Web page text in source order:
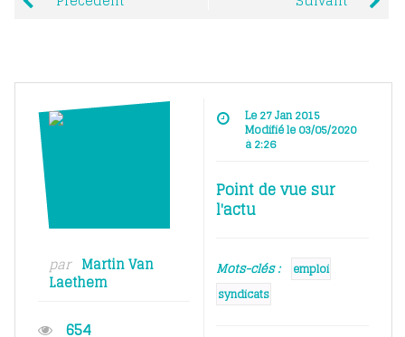
par Martin Van
Laethem
654
Le 27 Jan 2015
Modifié le 03/05/2020
à 2:26
Point de vue sur
l'actu
Mots-clés :
emploi
syndicats